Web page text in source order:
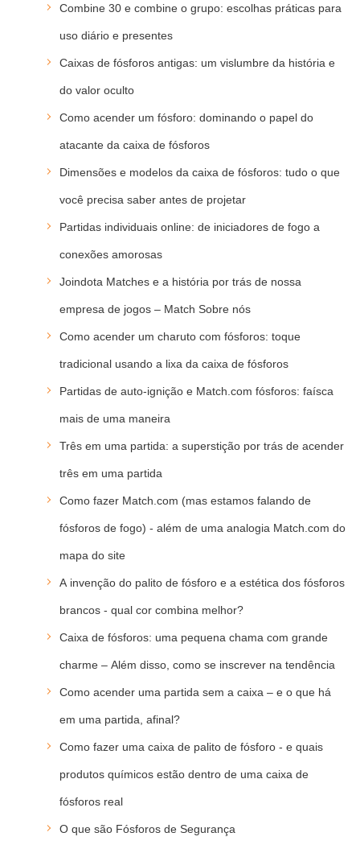
Combine 30 e combine o grupo: escolhas práticas para
uso diário e presentes
Caixas de fósforos antigas: um vislumbre da história e
do valor oculto
Como acender um fósforo: dominando o papel do
atacante da caixa de fósforos
Dimensões e modelos da caixa de fósforos: tudo o que
você precisa saber antes de projetar
Partidas individuais online: de iniciadores de fogo a
conexões amorosas
Joindota Matches e a história por trás de nossa
empresa de jogos – Match Sobre nós
Como acender um charuto com fósforos: toque
tradicional usando a lixa da caixa de fósforos
Partidas de auto-ignição e Match.com fósforos: faísca
mais de uma maneira
Três em uma partida: a superstição por trás de acender
três em uma partida
Como fazer Match.com (mas estamos falando de
fósforos de fogo) - além de uma analogia Match.com do
mapa do site
A invenção do palito de fósforo e a estética dos fósforos
brancos - qual cor combina melhor?
Caixa de fósforos: uma pequena chama com grande
charme – Além disso, como se inscrever na tendência
Como acender uma partida sem a caixa – e o que há
em uma partida, afinal?
Como fazer uma caixa de palito de fósforo - e quais
produtos químicos estão dentro de uma caixa de
fósforos real
O que são Fósforos de Segurança